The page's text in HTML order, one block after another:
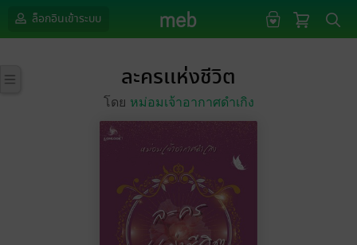
ล็อกอินเข้าระบบ
ละครเเห่งชีวิต
โดย หม่อมเจ้าอากาศดำเกิง